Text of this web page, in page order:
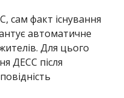
сам факт існування
автоматичне
Для цього
ДЕСС після